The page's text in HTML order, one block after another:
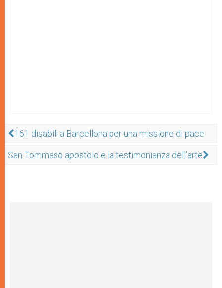
161 disabili a Barcellona per una missione di pace
San Tommaso apostolo e la testimonianza dell'arte